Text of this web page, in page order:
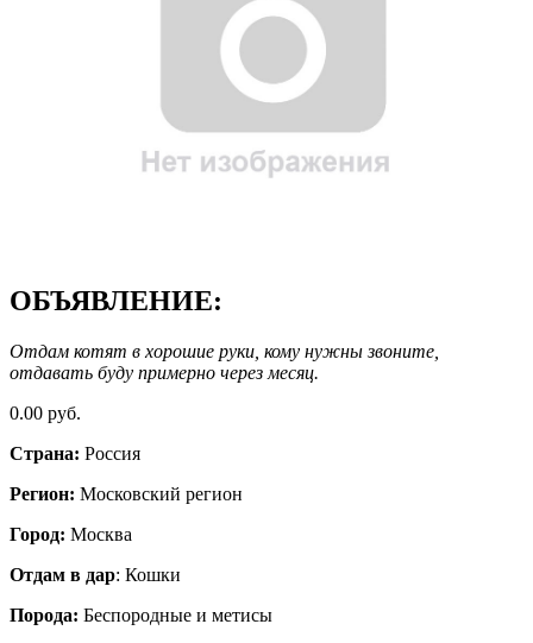
ОБЪЯВЛЕНИЕ:
Отдам котят в хорошие руки, кому нужны звоните,
отдавать буду примерно через месяц.
0.00 руб.
Страна: Россия
Регион: Московский регион
Город: Москва
Отдам в дар: Кошки
Порода: Беспородные и метисы